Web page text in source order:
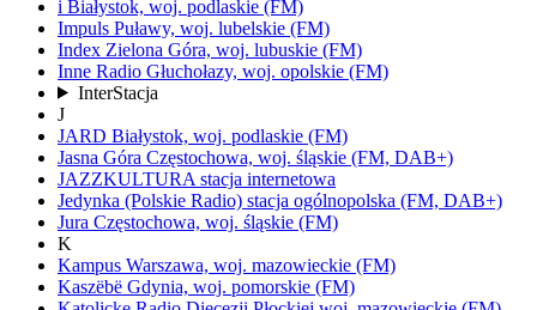
i Białystok, woj. podlaskie (FM)
Impuls Puławy, woj. lubelskie (FM)
Index Zielona Góra, woj. lubuskie (FM)
Inne Radio Głuchołazy, woj. opolskie (FM)
InterStacja
J
JARD Białystok, woj. podlaskie (FM)
Jasna Góra Częstochowa, woj. śląskie (FM, DAB+)
JAZZKULTURA stacja internetowa
Jedynka (Polskie Radio) stacja ogólnopolska (FM, DAB+)
Jura Częstochowa, woj. śląskie (FM)
K
Kampus Warszawa, woj. mazowieckie (FM)
Kaszëbë Gdynia, woj. pomorskie (FM)